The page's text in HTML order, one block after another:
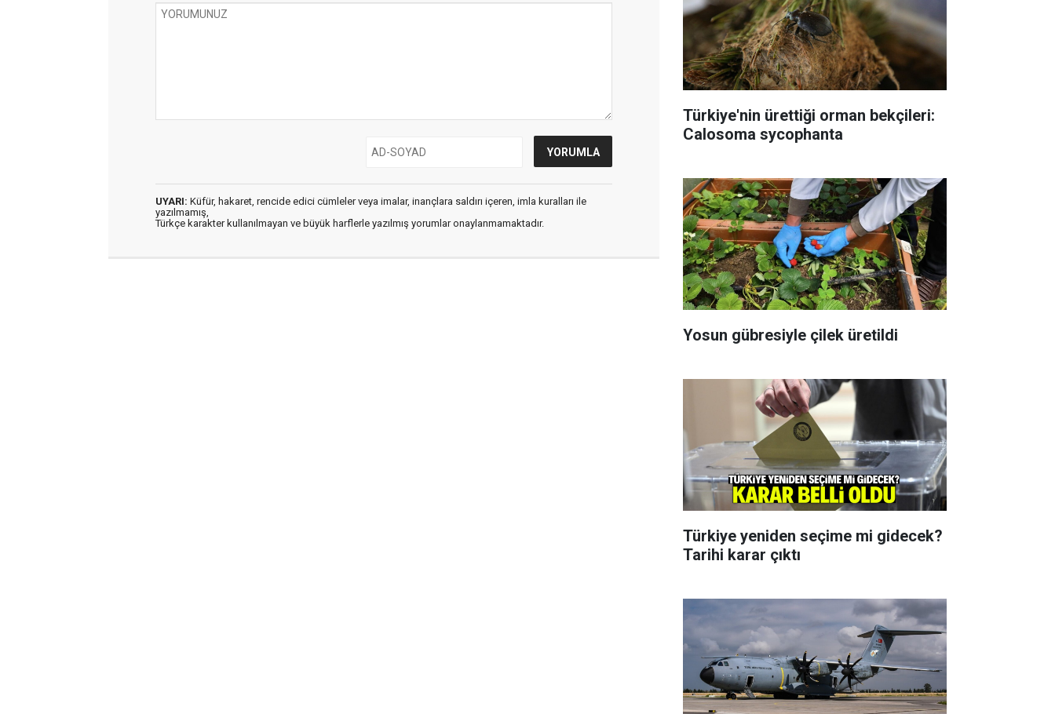
UYARI: Küfür, hakaret, rencide edici cümleler veya imalar, inançlara saldırı içeren, imla kuralları ile
yazılmamış,
Türkçe karakter kullanılmayan ve büyük harflerle yazılmış yorumlar onaylanmamaktadır.
Türkiye'nin ürettiği orman bekçileri:
Calosoma sycophanta
Yosun gübresiyle çilek üretildi
Türkiye yeniden seçime mi gidecek?
Tarihi karar çıktı